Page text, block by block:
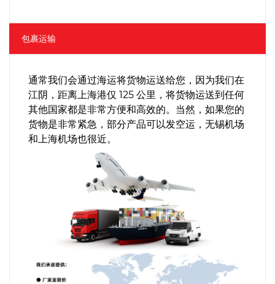
包裹运输
通常我们会通过海运将货物运送给您，因为我们在
江阴，距离上海港仅 125 公里，将货物运送到任何
其他国家都是非常方便和高效的。当然，如果您的
货物是非常紧急，部分产品可以发空运，无锡机场
和上海机场也很近。